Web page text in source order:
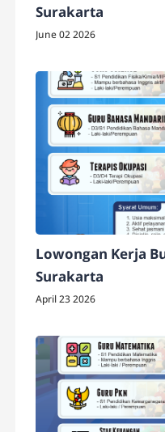
Surakarta
June 02 2026
Lowongan Kerja
Surakarta
April 23 2026